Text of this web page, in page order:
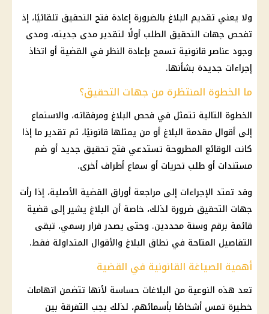
ولا يعني تقديم البلاغ بالضرورة إعادة فتح التحقيق تلقائيًا، إذ
تفحص جهات التحقيق الطلب أولًا لتقدير مدى جديته، ومدى
وجود عناصر قانونية تسمح بإعادة النظر في القضية أو اتخاذ
إجراءات جديدة بشأنها.
ما الخطوة المنتظرة من جهات التحقيق؟
الخطوة التالية تتمثل في فحص البلاغ ومرفقاته، والاستماع
إلى أقوال مقدمة البلاغ أو من يمثلها قانونيًا، ثم تقدير ما إذا
كانت الوقائع المطروحة تستدعي فتح تحقيق جديد أو ضم
مستندات أو طلب تحريات أو سماع أطراف أخرى.
وقد تمتد الإجراءات إلى مراجعة أوراق القضية الأصلية، إذا رأت
جهات التحقيق ضرورة لذلك، خاصة أن البلاغ يشير إلى قضية
قائمة برقم وسنة محددين. وحتى يصدر قرار رسمي، تبقى
التفاصيل المتاحة في نطاق البلاغ والأقوال المتداولة فقط.
أهمية الصياغة القانونية في القضية
تعد هذه النوعية من البلاغات حساسة لأنها تتضمن اتهامات
خطيرة تمس أشخاصًا بأسمائهم، لذلك يجب التفرقة بين